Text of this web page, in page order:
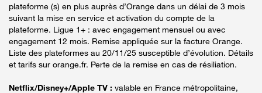
plateforme (s) en plus auprès d’Orange dans un délai de 3 mois
suivant la mise en service et activation du compte de la
plateforme. Ligue 1+ : avec engagement mensuel ou avec
engagement 12 mois. Remise appliquée sur la facture Orange.
Liste des plateformes au 20/11/25 susceptible d’évolution. Détails
et tarifs sur orange.fr. Perte de la remise en cas de résiliation.
Netflix/Disney+/Apple TV : valable en France métropolitaine,